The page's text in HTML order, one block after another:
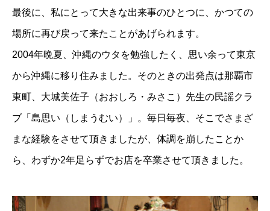
最後に、私にとって大きな出来事のひとつに、かつての
場所に再び戻って来たことがあげられます。
2004年晩夏、沖縄のウタを勉強したく、思い余って東京
から沖縄に移り住みました。そのときの出発点は那覇市
東町、大城美佐子（おおしろ・みさこ）先生の民謡クラ
ブ「島思い（しまうむい）」。毎日毎夜、そこでさまざ
まな経験をさせて頂きましたが、体調を崩したことか
ら、わずか2年足らずでお店を卒業させて頂きました。